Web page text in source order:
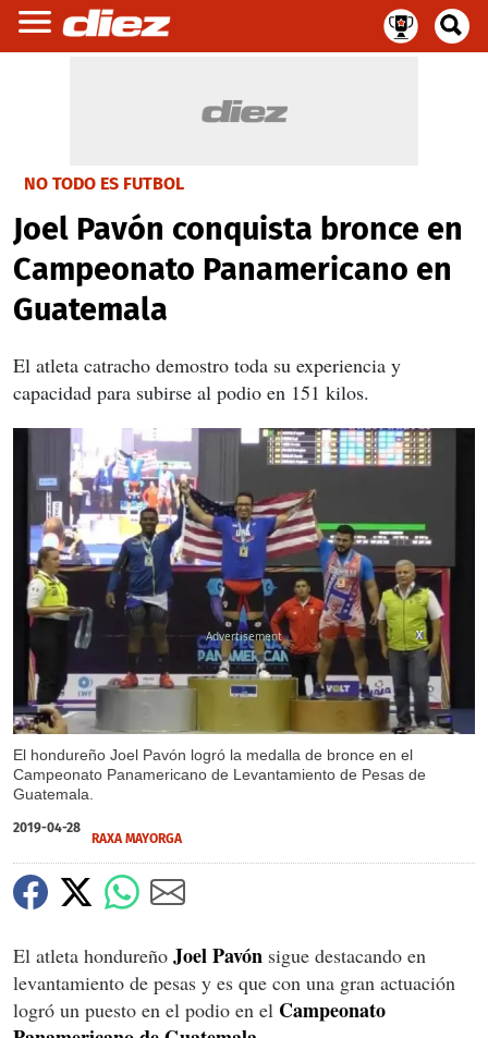
NO TODO ES FUTBOL
Joel Pavón conquista bronce en
Campeonato Panamericano en
Guatemala
El atleta catracho demostro toda su experiencia y
capacidad para subirse al podio en 151 kilos.
El hondureño Joel Pavón logró la medalla de bronce en el
Campeonato Panamericano de Levantamiento de Pesas de
Guatemala.
X
X
2019-04-28
RAXA MAYORGA
El atleta hondureño Joel Pavón sigue destacando en
levantamiento de pesas y es que con una gran actuación
logró un puesto en el podio en el Campeonato